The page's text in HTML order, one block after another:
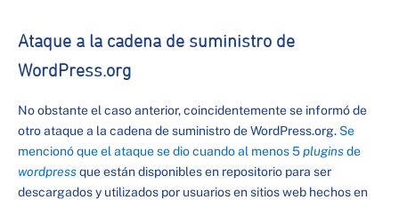
Ataque a la cadena de suministro de
WordPress.org
No obstante el caso anterior, coincidentemente se informó de
otro ataque a la cadena de suministro de WordPress.org. Se
mencionó que el ataque se dio cuando al menos 5pluginsde
wordpressque están disponibles en repositorio para ser
descargados y utilizados por usuarios en sitios web hechos en